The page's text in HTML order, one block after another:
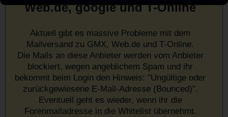
Web.de, google und T-Online
Aktuell gibt es massive Probleme mit dem
Mailversand zu GMX, Web.de und T-Online.
Die Mails an diese Anbieter werden vom Anbieter
blockiert, wegen angeblichem Spam und ihr
bekommt beim Login den Hinweis: "Ungültige oder
zurückgewiesene E-Mail-Adresse (Bounced)".
Eventuell geht es wieder, wenn ihr die
Forenmailadresse in die Whitelist übernehmt.